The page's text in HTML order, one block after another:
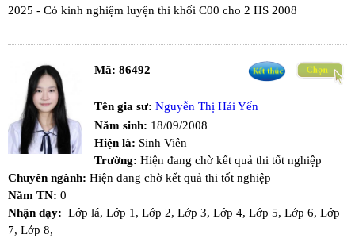
2025 - Có kinh nghiệm luyện thi khối C00 cho 2 HS 2008
Mã: 86492
Tên gia sư: Nguyễn Thị Hải Yến
Năm sinh: 18/09/2008
Hiện là: Sinh Viên
Trường: Hiện đang chờ kết quả thi tốt nghiệp
Chuyên ngành: Hiện đang chờ kết quả thi tốt nghiệp
Năm TN: 0
Nhận dạy: Lớp lá, Lớp 1, Lớp 2, Lớp 3, Lớp 4, Lớp 5, Lớp 6, Lớp
7, Lớp 8,